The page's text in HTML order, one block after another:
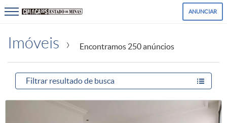
ANUNCIAR
Imóveis Encontramos 250 anúncios
Filtrar resultadode busca